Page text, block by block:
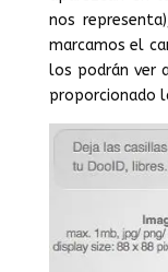
nos
marcamos el
los podrán ver
proporcionado